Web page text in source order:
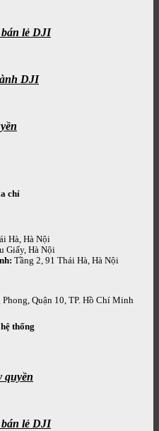
lẻ DJI
DJI
chỉ
Hà, Hà Nội
Giấy, Hà Nội
Tầng 2, 91 Thái Hà, Hà Nội
Quận 10, TP. Hồ Chí Minh
thống
quyền
lẻ DJI